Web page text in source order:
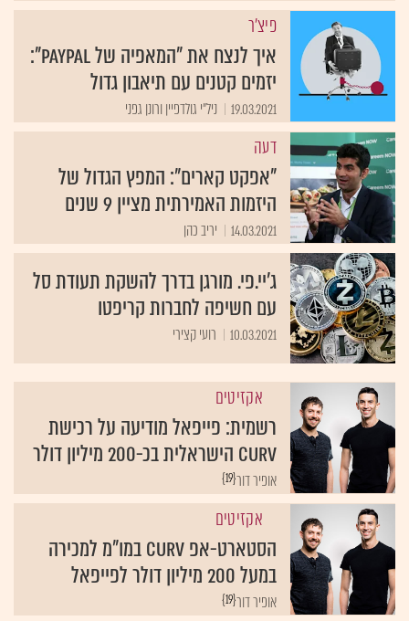
פיצ'ר
איך לנצח את "המאפיה של PayPal":
יזמים קטנים עם תיאבון גדול
19.03.2021 ניל"י גולדפיין ורונן גפני
דעה
"אפקט קארים": המפץ הגדול של
היזמות האמירתית מציין 9 שנים
14.03.2021 יריב כהן
ג'יי.פי. מורגן בדרך להשקת תעודת סל
עם חשיפה לחברות קריפטו
10.03.2021 רועי קצירי
אקזיטים
רשמית: פייפאל מודיעה על רכישת
Curv הישראלית בכ-200 מיליון דולר
{19}אופיר דור
אקזיטים
הסטארט-אפ Curv במו"מ למכירה
במעל 200 מיליון דולר לפייפאל
{19}אופיר דור